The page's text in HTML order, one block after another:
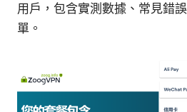
用戶，包含實測數據、常見錯
單。